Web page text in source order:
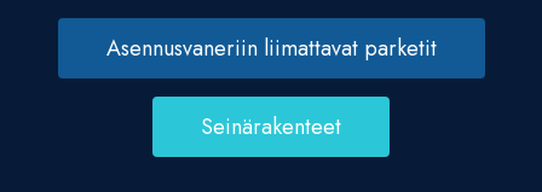
Asennusvaneriin liimattavat parketit
Seinärakenteet